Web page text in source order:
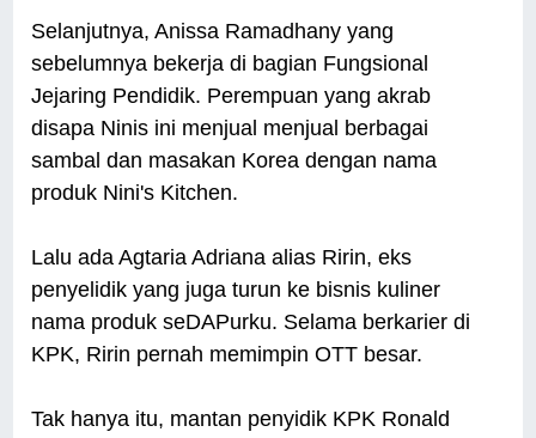
Selanjutnya, Anissa Ramadhany yang
sebelumnya bekerja di bagian Fungsional
Jejaring Pendidik. Perempuan yang akrab
disapa Ninis ini menjual menjual berbagai
sambal dan masakan Korea dengan nama
produk Nini's Kitchen.
Lalu ada Agtaria Adriana alias Ririn, eks
penyelidik yang juga turun ke bisnis kuliner
nama produk seDAPurku. Selama berkarier di
KPK, Ririn pernah memimpin OTT besar.
Tak hanya itu, mantan penyidik KPK Ronald